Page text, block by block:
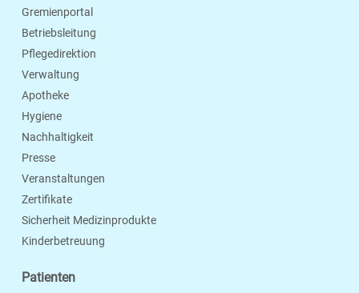
Gremienportal
Betriebsleitung
Pflegedirektion
Verwaltung
Apotheke
Hygiene
Nachhaltigkeit
Presse
Veranstaltungen
Zertifikate
Sicherheit Medizinprodukte
Kinderbetreuung
Patienten